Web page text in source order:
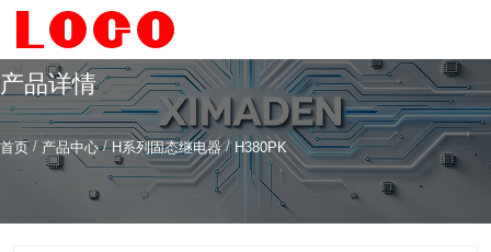
希曼顿科技专注研发与制造
全系列工业级交流固态继电器（SSR）、一体化电力调整
器
产品详情
首页 / 产品中心 /H系列固态继电器 / H380PK